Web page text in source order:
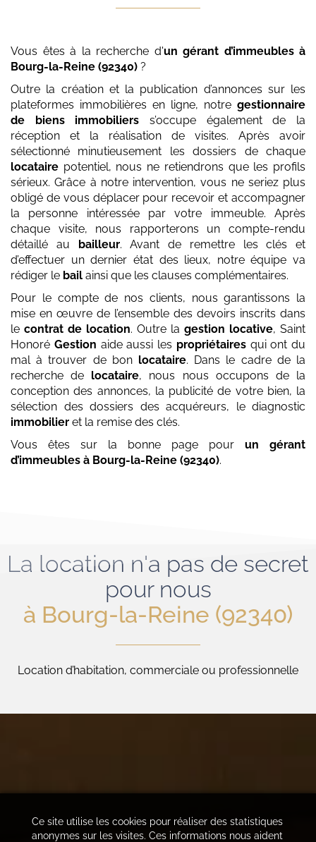
Vous êtes à la recherche d'un gérant d’immeubles à
Bourg-la-Reine (92340) ?
Outre la création et la publication d’annonces sur les
plateformes immobilières en ligne, notre gestionnaire
de biens immobiliers s’occupe également de la
réception et la réalisation de visites. Après avoir
sélectionné minutieusement les dossiers de chaque
locataire potentiel, nous ne retiendrons que les profils
sérieux. Grâce à notre intervention, vous ne seriez plus
obligé de vous déplacer pour recevoir et accompagner
la personne intéressée par votre immeuble. Après
chaque visite, nous rapporterons un compte-rendu
détaillé au
bailleur. Avant de remettre les clés et
d’effectuer un dernier état des lieux, notre équipe va
rédiger le bail ainsi que les clauses complémentaires.
Pour le compte de nos clients, nous garantissons la
mise en œuvre de l’ensemble des devoirs inscrits dans
le contrat de location. Outre la gestion locative, Saint
Honoré Gestion aide aussi les propriétairesqui ont du
mal à trouver de bon locataire. Dans le cadre de la
recherche de locataire, nous nous occupons de la
conception des annonces, la publicité de votre bien, la
sélection des dossiers des acquéreurs, le diagnostic
immobilier et la remise des clés.
Vous êtes sur la bonne page pour un gérant
d’immeubles à Bourg-la-Reine (92340).
La location n'a pas de secret
pour nous
à Bourg-la-Reine (92340)
Location d’habitation, commerciale ou professionnelle
Ce site utilise les cookies pour réaliser des statistiques
anonymes sur les visites. Ces informations nous aident